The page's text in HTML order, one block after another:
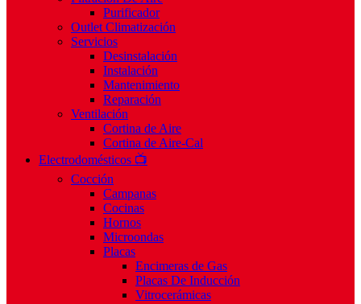
Purificador
Outlet Climatización
Servicios
Desinstalación
Instalación
Mantenimiento
Reparación
Ventilación
Cortina de Aire
Cortina de Aire-Cal
Electrodomésticos 📺
Cocción
Campanas
Cocinas
Hornos
Microondas
Placas
Encimeras de Gas
Placas De Inducción
Vitrocerámicas